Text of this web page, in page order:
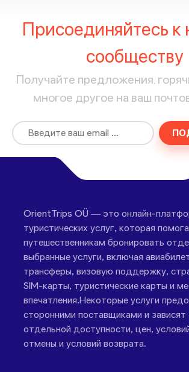
Присоединяйтесь
сообществу
Получайте предложения,
многое другое на ваш
OrientTrips OÜ — это онлайн-
туристических услуг, которая
путешественникам бронировать
выбранные услуги, включая
трансферы, визовую поддержку,
SIM-карты, туристические карты и
впечатления.Некоторые услуги
сторонними поставщиками и зависят
отдельной доступности, цен,
отмены и условий возврата.